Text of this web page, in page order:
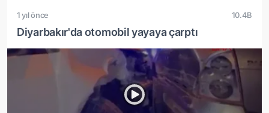
1 yıl önce 10.4B
Diyarbakır'da otomobil yayaya çarptı